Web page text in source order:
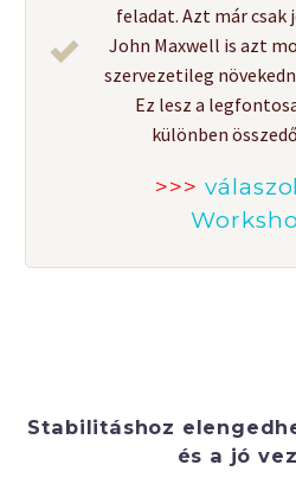
feladat. Azt már
John Maxwell is azt
szervezetileg
Ez lesz a
különben
>>>
Stabilitáshoz
és a jó